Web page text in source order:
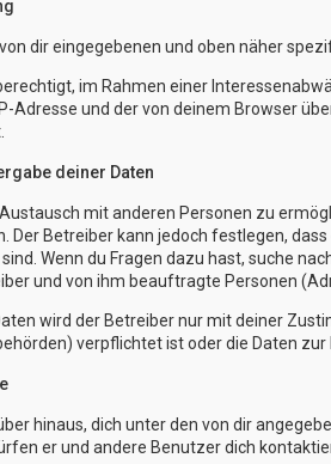
dir eingegebenen und oben näher
im Rahmen einer
Adresse und der von deinem Browser
deiner Daten
mit anderen Personen zu
Der Betreiber kann jedoch festlegen,
Wenn du Fragen dazu hast, suche
und von ihm beauftragte Personen
wird der Betreiber nur mit deiner
verpflichtet ist oder die Daten
hinaus, dich unter den von dir
er und andere Benutzer dich